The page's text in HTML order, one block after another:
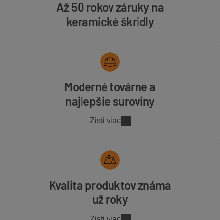
Až 50 rokov záruky na
keramické škridly
Moderné továrne a
najlepšie suroviny
Zisti viac
Kvalita produktov známa
už roky